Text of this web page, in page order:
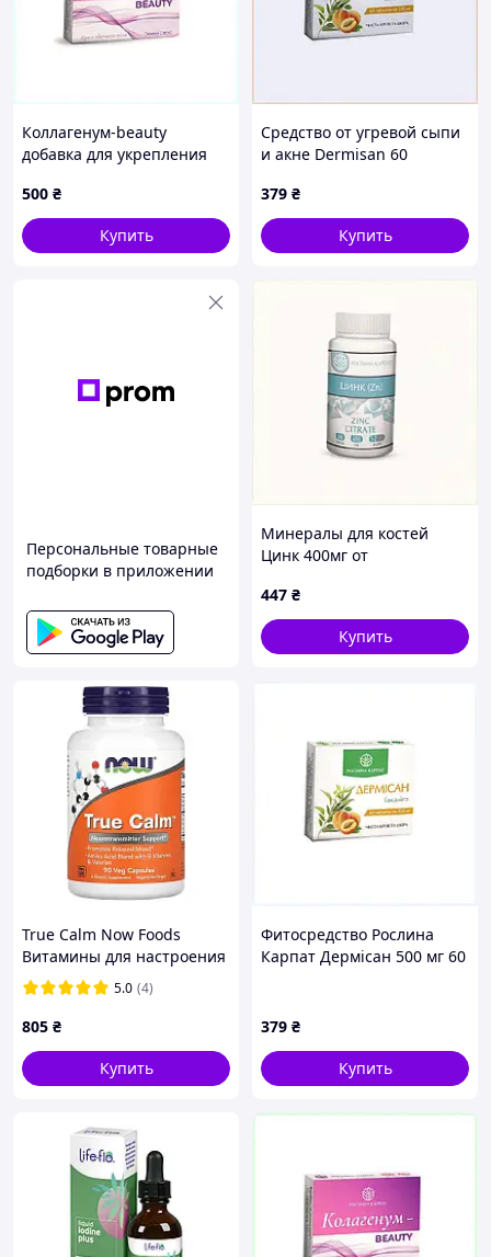
Коллагенум-beauty
добавка для укрепления
KX8997026
500 ₴
Купить
Средство от угревой сыпи
и акне Dermisan 60
379 ₴
Купить
Персональные товарные
подборки в приложении
Минералы для костей
Цинк 400мг от
447 ₴
Купить
True Calm Now Foods
Витамины для настроения
90 капсул
5.0 (4)
805 ₴
Купить
Фитосредство Рослина
Карпат Дермісан 500 мг 60
379 ₴
Купить